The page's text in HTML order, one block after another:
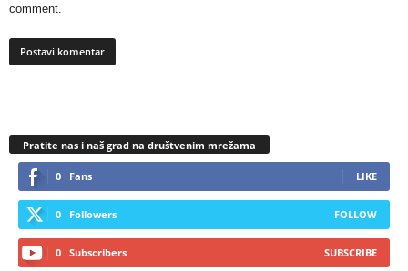
comment.
Pratite nas i naš grad na društvenim mrežama
0 Fans LIKE
0 Followers FOLLOW
0 Subscribers SUBSCRIBE